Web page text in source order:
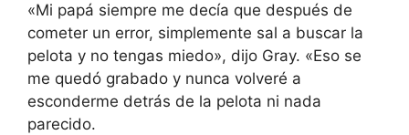
«Mi papá siempre me decía que después de
cometer un error, simplemente sal a buscar la
pelota y no tengas miedo», dijo Gray. «Eso se
me quedó grabado y nunca volveré a
esconderme detrás de la pelota ni nada
parecido.